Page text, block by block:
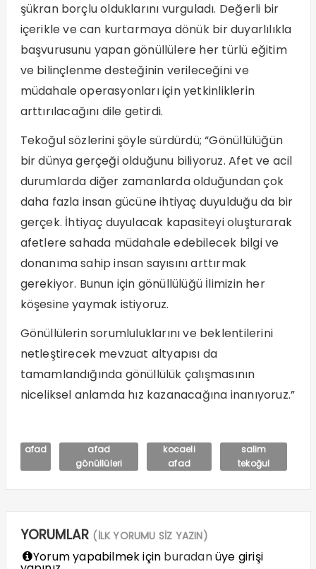
şükran borçlu olduklarını vurguladı. Değerli bir
içerikle ve can kurtarmaya dönük bir duyarlılıkla
başvurusunu yapan gönüllülere her türlü eğitim
ve bilinçlenme desteğinin verileceğini ve
müdahale operasyonları için yetkinliklerin
arttırılacağını dile getirdi.
Tekoğul sözlerini şöyle sürdürdü; “Gönüllülüğün
bir dünya gerçeği olduğunu biliyoruz. Afet ve acil
durumlarda diğer zamanlarda olduğundan çok
daha fazla insan gücüne ihtiyaç duyulduğu da bir
gerçek. İhtiyaç duyulacak kapasiteyi oluşturarak
afetlere sahada müdahale edebilecek bilgi ve
donanıma sahip insan sayısını arttırmak
gerekiyor. Bunun için gönüllülüğü İlimizin her
köşesine yaymak istiyoruz.
Gönüllülerin sorumluluklarını ve beklentilerini
netleştirecek mevzuat altyapısı da
tamamlandığında gönüllülük çalışmasının
niceliksel anlamda hız kazanacağına inanıyoruz.”
afad
afad
gönüllüleri
kocaeli
afad
salim
tekoğul
YORUMLAR (İLK YORUMU SİZ YAZIN)
Yorum yapabilmek için buradanüye girişi